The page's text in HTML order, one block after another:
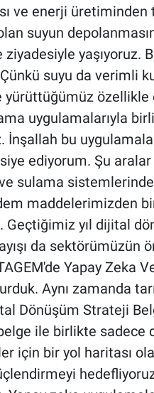
ve enerji
suyun
ziyadesiyle
suyu da verimli
yürüttüğümüz
uygulamalarıyla
İnşallah bu
ediyorum. Şu
sulama sistemlerinde
maddelerimizden bir
Geçtiğimiz yıl dijital
da sektörümüzün
Yapay Zeka
Aynı zamanda
Dönüşüm Strateji
ile birlikte
için bir yol haritası